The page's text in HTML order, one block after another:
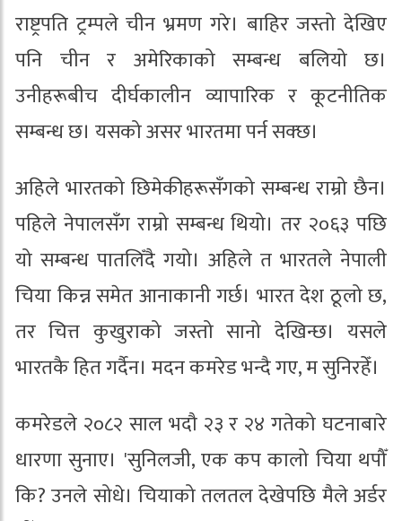
राष्ट्रपति ट्रम्पले चीन भ्रमण गरे। बाहिर जस्तो देखिए
पनि चीन र अमेरिकाको सम्बन्ध बलियो छ।
उनीहरूबीच दीर्घकालीन व्यापारिक र कूटनीतिक
सम्बन्ध छ। यसको असर भारतमा पर्न सक्छ।
अहिले भारतको छिमेकीहरूसँगको सम्बन्ध राम्रो छैन।
पहिले नेपालसँग राम्रो सम्बन्ध थियो। तर २०६३ पछि
यो सम्बन्ध पातलिँदै गयो। अहिले त भारतले नेपाली
चिया किन्न समेत आनाकानी गर्छ। भारत देश ठूलो छ,
तर चित्त कुखुराको जस्तो सानो देखिन्छ। यसले
भारतकै हित गर्दैन। मदन कमरेड भन्दै गए, म सुनिरहेँ।
कमरेडले २०८२ साल भदौ २३ र २४ गतेको घटनाबारे
धारणा सुनाए। 'सुनिलजी, एक कप कालो चिया थपौँ
कि? उनले सोधे। चियाको तलतल देखेपछि मैले अर्डर